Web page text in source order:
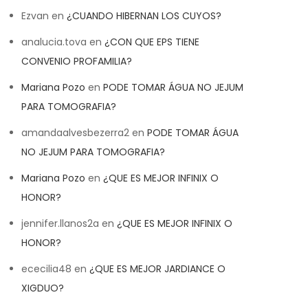
Ezvan en ¿CUANDO HIBERNAN LOS CUYOS?
analucia.tova en ¿CON QUE EPS TIENE
CONVENIO PROFAMILIA?
Mariana Pozo en PODE TOMAR ÁGUA NO JEJUM
PARA TOMOGRAFIA?
amandaalvesbezerra2 en PODE TOMAR ÁGUA
NO JEJUM PARA TOMOGRAFIA?
Mariana Pozo en ¿QUE ES MEJOR INFINIX O
HONOR?
jennifer.llanos2a en ¿QUE ES MEJOR INFINIX O
HONOR?
ececilia48 en ¿QUE ES MEJOR JARDIANCE O
XIGDUO?